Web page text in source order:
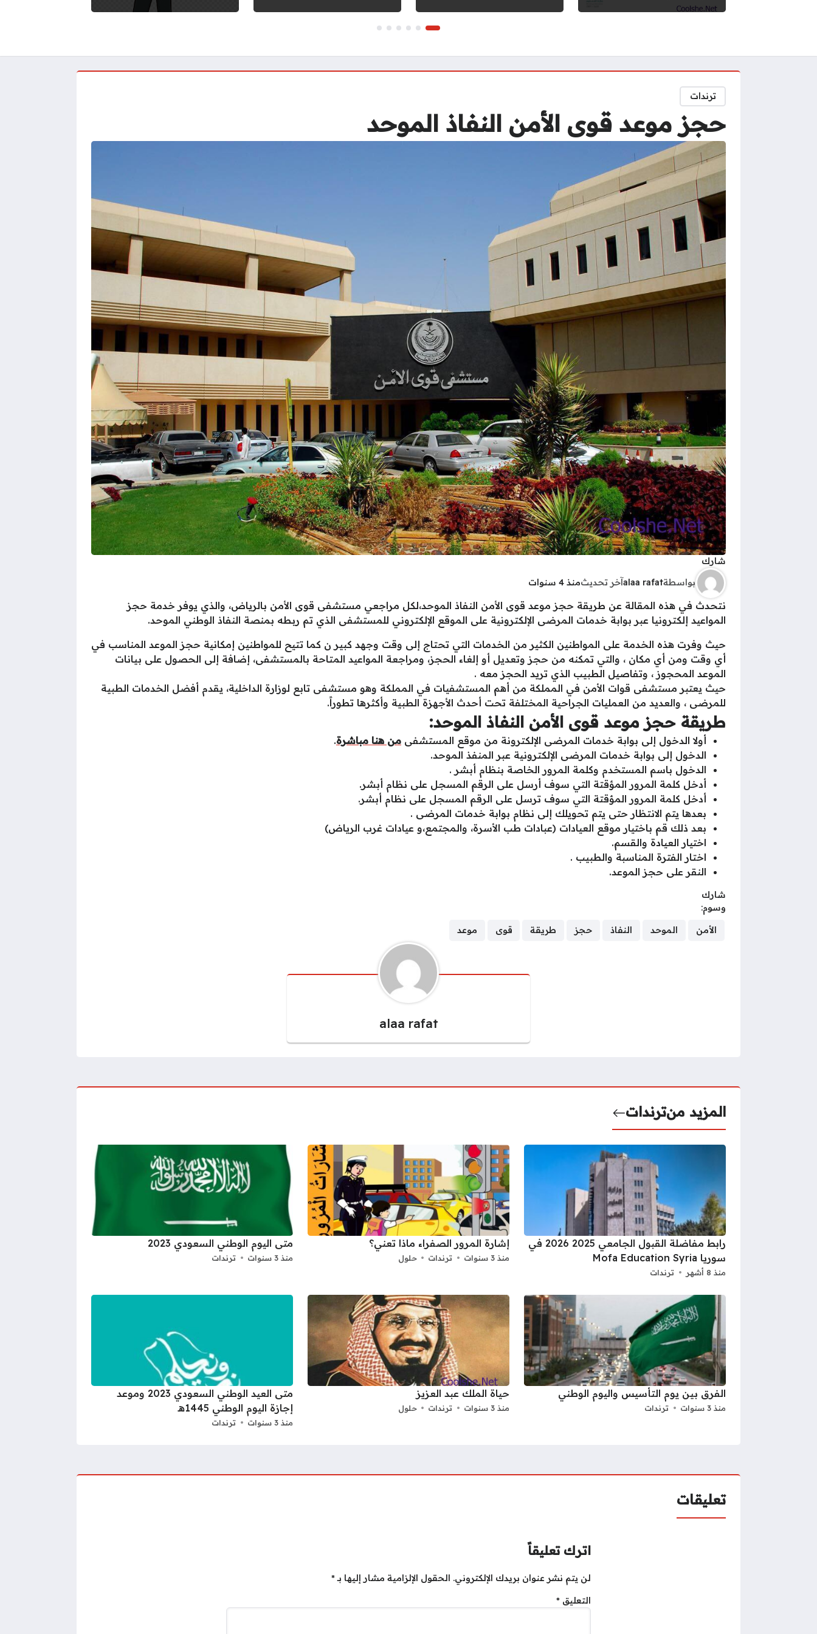
ترندات
حجز موعد قوى الأمن النفاذ الموحد
شارك
بواسطةalaa rafatآخر تحديثمنذ 4 سنوات
نتحدث في هذه المقالة عن طريقة حجز موعد قوى الأمن النفاذ الموحد،لكل مراجعي مستشفى قوى الأمن بالرياض، والذي يوفر خدمة حجز
المواعيد إلكترونيا عبر بوابة خدمات المرضى الإلكترونية على الموقع الإلكتروني للمستشفى الذي تم ربطه بمنصة النفاذ الوطني الموحد.
حيث وفرت هذه الخدمة على المواطنين الكثير من الخدمات التي تحتاج إلى وقت وجهد كبير ن كما تتيح للمواطنين إمكانية حجز الموعد المناسب في
أي وقت ومن أي مكان ، والتي تمكنه من حجز وتعديل أو إلغاء الحجز، ومراجعة المواعيد المتاحة بالمستشفى، إضافة إلى الحصول على بيانات
الموعد المحجوز ، وتفاصيل الطبيب الذي تريد الحجز معه .
حيث يعتبر مستشفى قوات الأمن في المملكة من أهم المستشفيات في المملكة وهو مستشفى تابع لوزارة الداخلية، يقدم أفضل الخدمات الطبية
للمرضى ، والعديد من العمليات الجراحية المختلفة تحت أحدث الأجهزة الطبية وأكثرها تطوراً.
طريقة حجز موعد قوى الأمن النفاذ الموحد:
أولا الدخول إلى بوابة خدمات المرضى الإلكترونة من موقع المستشفى من هنا مباشرة.
الدخول إلى بوابة خدمات المرضى الإلكترونية عبر المنفذ الموحد.
الدخول باسم المستخدم وكلمة المرور الخاصة بنظام أبشر .
أدخل كلمة المرور المؤقتة التي سوف أرسل على الرقم المسجل على نظام أبشر.
أدخل كلمة المرور المؤقتة التي سوف ترسل على الرقم المسجل على نظام أبشر.
بعدها يتم الانتظار حتى يتم تحويلك إلى نظام بوابة خدمات المرضى .
بعد ذلك قم باختيار موقع العيادات (عبادات طب الأسرة، والمجتمع،و عيادات غرب الرياض)
اختيار العيادة والقسم.
اختار الفترة المناسبة والطبيب .
النقر على حجز الموعد.
شارك
وسوم:
الأمن الموحد النفاذ حجز طريقة قوى موعد
alaa rafat
المزيد منترندات
رابط مفاضلة القبول الجامعي 2025 2026 في
سوريا Mofa Education Syria
منذ 8 أشهر ترندات
إشارة المرور الصفراء ماذا تعني؟
منذ 3 سنوات ترندات حلول
متى اليوم الوطني السعودي 2023
منذ 3 سنوات ترندات
الفرق بين يوم التأسيس واليوم الوطني
منذ 3 سنوات ترندات
حياة الملك عبد العزيز
منذ 3 سنوات ترندات حلول
متى العيد الوطني السعودي 2023 وموعد
إجازة اليوم الوطني 1445هـ
منذ 3 سنوات ترندات
تعليقات
اترك تعليقاً
لن يتم نشر عنوان بريدك الإلكتروني. الحقول الإلزامية مشار إليها بـ*
التعليق *